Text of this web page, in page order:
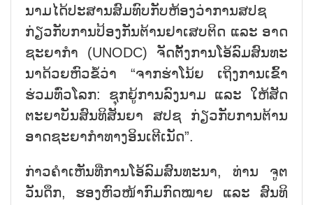
ນາມ​ໄດ້​ປະ​ສານ​ສົມ​ທົບ​ກັບ​ຫ້ອງວ່າ​ການ​ສປ​ຊ
ກ່ຽວ​ກັບ​ການ​ປ້ອງ​ກັນ​ຕ້ານ​ຢາ​ເ​ສບ​ຕິດ ແລະ ອາດ​
ຊະ​ຍາ​ກຳ (UNODC) ຈັດ​ຕັ້ງ​ການ​ໂອ້​ລົມ​ສົນ​ທະ​
ນາ​ດ້ວຍ​ຫົວ​ຂໍ້​ວ່າ “ຈາກ​ຮ່າ​ໂນ້ຍ​ ​ເຖິງ​ການ​ເຂົ້າ​
ຮ່ວມ​ທົ່ວ​ໂລກ: ຊຸກ​ຍູ້​ການ​ລົງ​ນາມ ແລະ ໃຫ້​ສັດ​
ຕະ​ຍາ​ບັນ​ສົນ​ທິ​ສັນ​ຍາ ສ​ປ​ຊ​ ກ່ຽວ​ກັບ​ການ​ຕ້ານ​
ອາດ​ຊະ​ຍາ​ກຳ​ທາງ​ອິນ​ເຕີ​ເນັດ”.
ກ່າວ​ຄຳ​ເຫັນ​ທີ່​ການ​ໂອ້​ລົມ​ສົນ​ທະ​ນາ, ທ່ານ ຈູ​ຕ
ວັນ​ດຶກ, ຮອງ​ຫົວ​ໜ້າ​ກົມ​ກົດ​ໝາຍ ແລະ ສົນ​ທິ​